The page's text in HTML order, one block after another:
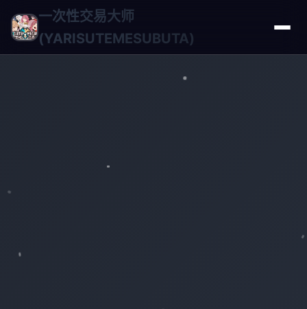
一次性交易大师
(YARISUTEMESUBUTA)